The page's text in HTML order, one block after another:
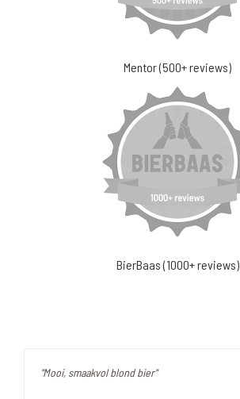
Mentor (500+ reviews)
BierBaas (1000+ reviews)
"Mooi, smaakvol blond bier"